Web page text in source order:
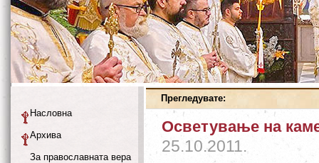
Прегледувате:
Осветување на
25.10.2011.
Насловна
Архива
За православната вера